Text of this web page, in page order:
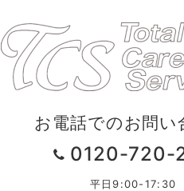
お電話でのお問い
0120-720-
平日9:00-17:30